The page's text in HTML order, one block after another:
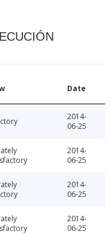
Date
2014-
06-25
2014-
06-25
2014-
06-25
2014-
06-25